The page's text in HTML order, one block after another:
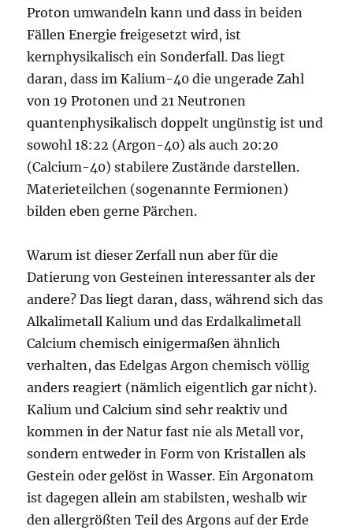
Proton umwandeln kann und dass in beiden
Fällen Energie freigesetzt wird, ist
kernphysikalisch ein Sonderfall. Das liegt
daran, dass im Kalium-40 die ungerade Zahl
von 19 Protonen und 21 Neutronen
quantenphysikalisch doppelt ungünstig ist und
sowohl 18:22 (Argon-40) als auch 20:20
(Calcium-40) stabilere Zustände darstellen.
Materieteilchen (sogenannte Fermionen)
bilden eben gerne Pärchen.
Warum ist dieser Zerfall nun aber für die
Datierung von Gesteinen interessanter als der
andere? Das liegt daran, dass, während sich das
Alkalimetall Kalium und das Erdalkalimetall
Calcium chemisch einigermaßen ähnlich
verhalten, das Edelgas Argon chemisch völlig
anders reagiert (nämlich eigentlich gar nicht).
Kalium und Calcium sind sehr reaktiv und
kommen in der Natur fast nie als Metall vor,
sondern entweder in Form von Kristallen als
Gestein oder gelöst in Wasser. Ein Argonatom
ist dagegen allein am stabilsten, weshalb wir
den allergrößten Teil des Argons auf der Erde